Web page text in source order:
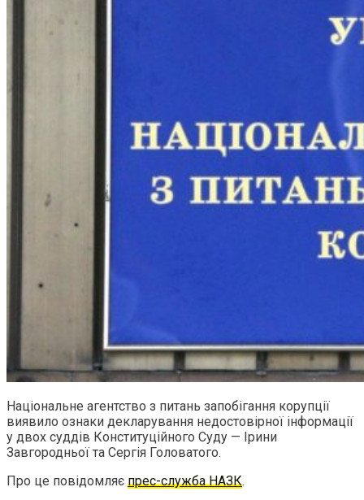
Національне агентство з питань запобігання корупції
виявило ознаки декларування недостовірної інформації
у двох суддів Конституційного Суду — Ірини
Завгородньої та Сергія Головатого.
Про це повідомляє прес-служба НАЗК.